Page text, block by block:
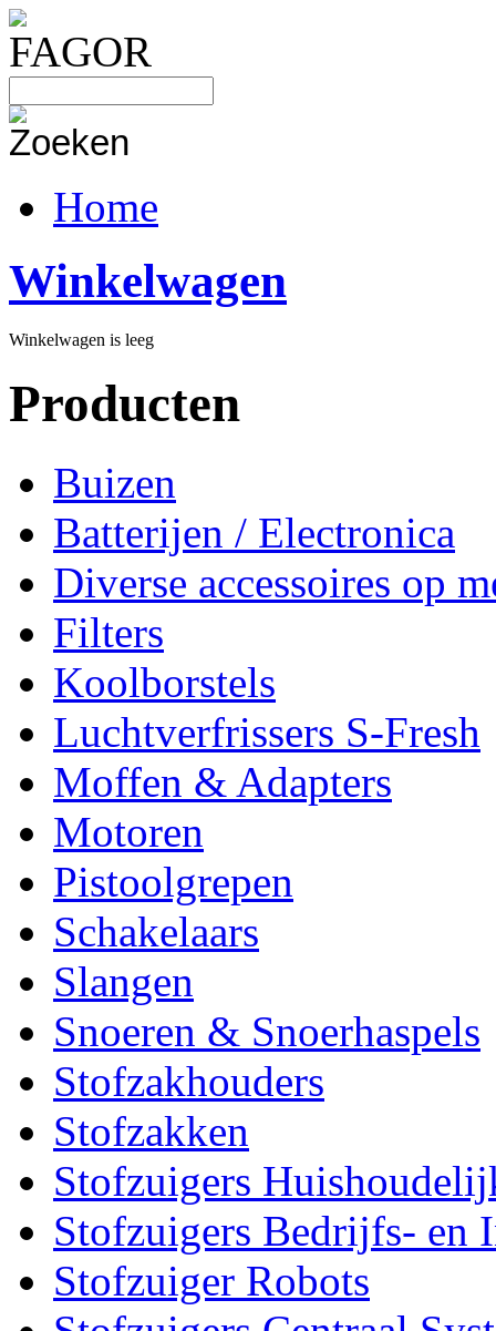
Home
Winkelwagen
Winkelwagen is leeg
Producten
Buizen
Batterijen / Electronica
Diverse accessoires op
Filters
Koolborstels
Luchtverfrissers S-Fresh
Moffen & Adapters
Motoren
Pistoolgrepen
Schakelaars
Slangen
Snoeren & Snoerhaspels
Stofzakhouders
Stofzakken
Stofzuigers
Stofzuigers Bedrijfs- en
Stofzuiger Robots